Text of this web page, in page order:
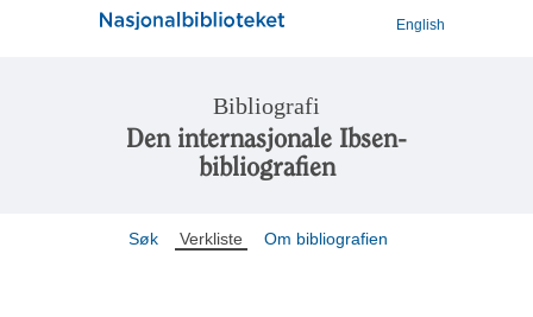
English
Bibliografi
Den internasjonale Ibsen-
bibliografien
Søk Verkliste Om bibliografien